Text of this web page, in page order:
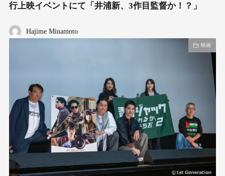
行上映イベントにて「井浦新、3作目監督か！？」
Hajime Minamoto
映画